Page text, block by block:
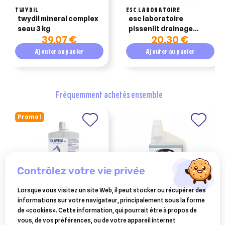
TWYDIL
twydil mineral complex
seau 3 kg
39,07 €
Ajouter au panier
ESC LABORATOIRE
esc laboratoire
pissenlit drainage
detox cheval 1kg
20,30 €
Ajouter au panier
fréquemment achetés ensemble
Promo !
BOIRON
traumasedyl 1 litre solution
HORSE MASTER
equisport electrolytes
contrôlez votre vie privée
Lorsque vous visitez un site Web, il peut stocker ou récupérer des
informations sur votre navigateur, principalement sous la forme
de «cookies». Cette information, qui pourrait être à propos de
vous, de vos préférences, ou de votre appareil internet